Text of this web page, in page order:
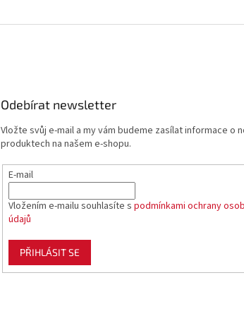
Odebírat newsletter
Vložte svůj e-mail a my vám budeme zasílat informace o
produktech na našem e-shopu.
E-mail
Vložením e-mailu souhlasíte spodmínkami ochrany
údajů
PŘIHLÁSIT SE